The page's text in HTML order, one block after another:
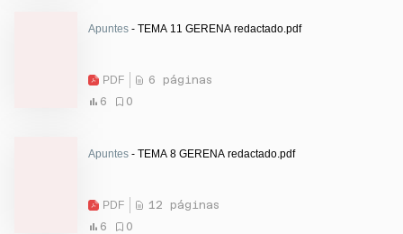
Apuntes - TEMA 11 GERENA redactado.pdf
PDF
6 páginas
6
0
Apuntes - TEMA 8 GERENA redactado.pdf
PDF
12 páginas
6
0